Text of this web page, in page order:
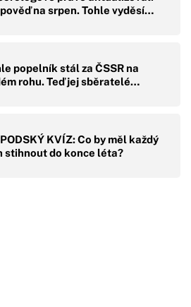
na srpen. Tohle vyděsí…
popelník stál za ČSSR na
rohu. Teď jej sběratelé…
KVÍZ: Co by měl každý
stihnout do konce léta?